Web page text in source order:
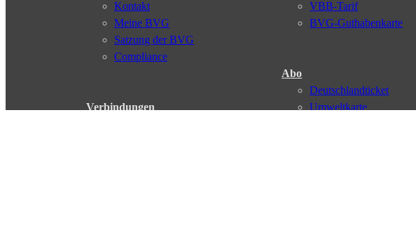
Kontakt
Meine BVG
Satzung der BVG
Compliance
Verbindungen
VBB-Tarif
BVG-Guthabenkarte
Abo
Deutschlandticket
Umweltkarte